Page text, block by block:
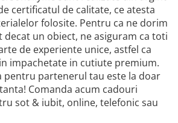
certificatul de calitate, ce atesta
folosite. Pentru ca ne dorim
un obiect, ne asiguram ca toti
de experiente unice, astfel ca
impachetate in cutiute premium.
pentru partenerul tau este la doar
Comanda acum cadouri
sot & iubit, online, telefonic sau